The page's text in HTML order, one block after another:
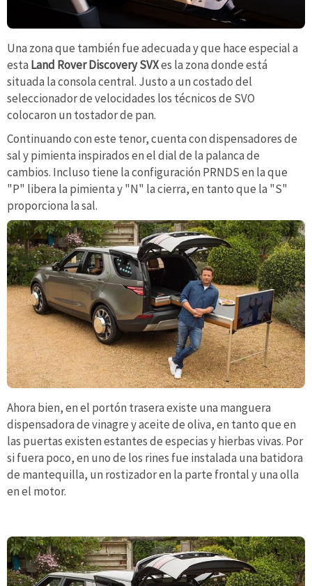
Una zona que también fue adecuada y que hace especial a
esta Land Rover Discovery SVXes la zona donde está
situada la consola central. Justo a un costado del
seleccionador de velocidades los técnicos de SVO
colocaron un tostador de pan.
Continuando con este tenor, cuenta con dispensadores de
sal y pimienta inspirados en el dial de la palanca de
cambios. Incluso tiene la configuración PRNDS en la que
"P" libera la pimienta y "N" la cierra, en tanto que la "S"
proporciona la sal.
Ahora bien, en el portón trasera existe una manguera
dispensadora de vinagre y aceite de oliva, en tanto que en
las puertas existen estantes de especias y hierbas vivas. Por
si fuera poco, en uno de los rines fue instalada una batidora
de mantequilla, un rostizador en la parte frontal y una olla
en el motor.